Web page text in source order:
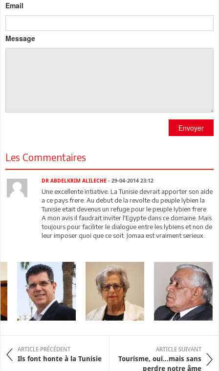
Email
Message
Envoyer
Les Commentaires
DR ABDELKRIM ALILECHE - 29-04-2014 23:12
Une excellente intiative. La Tunisie devrait apporter son aide
a ce pays frere. Au debut de la revolte du peuple lybien la
Tunisie etait devenus un refuge pour le peuple lybien frere.
A mon avis il faudrait inviter l'Egypte dans ce domaine. Mais
toujours pour faciliter le dialogue entre les lybiens et non de
leur imposer quoi que ce soit. Jomaa est vraiment serieux.
ARTICLE PRÉCÉDENT
Ils font honte à la Tunisie
ARTICLE SUIVANT
Tourisme, oui...mais sans
perdre notre âme